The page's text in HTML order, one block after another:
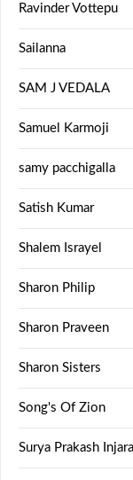
Ravinder Vottepu
Sailanna
SAM J VEDALA
Samuel Karmoji
samy pacchigalla
Satish Kumar
Shalem Israyel
Sharon Philip
Sharon Praveen
Sharon Sisters
Song's Of Zion
Surya Prakash